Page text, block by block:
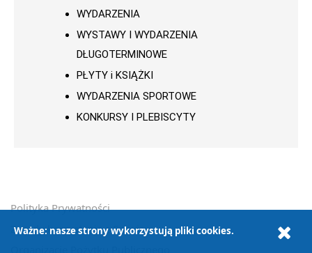
WYDARZENIA
WYSTAWY I WYDARZENIA
DŁUGOTERMINOWE
PŁYTY i KSIĄŻKI
WYDARZENIA SPORTOWE
KONKURSY I PLEBISCYTY
Polityka Prywatności
Zasady korzystania z Serwisu
Ważne: nasze strony wykorzystują pliki cookies.